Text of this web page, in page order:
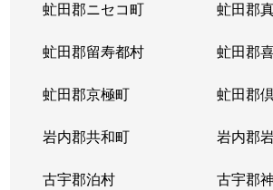
虻田郡ニセコ町 虻田郡
虻田郡留寿都村 虻田郡
虻田郡京極町 虻田郡
岩内郡共和町 岩内郡
古宇郡泊村 古宇郡